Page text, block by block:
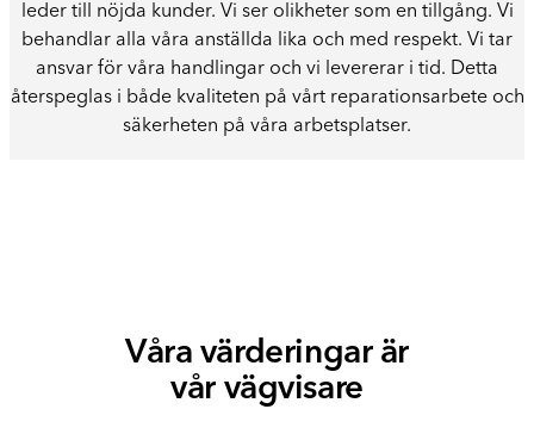
Service
Lagning av stenskott
Boka reparation av vindruta
leder till nöjda kunder. Vi ser olikheter som en tillgång. Vi
behandlar alla våra anställda lika och med respekt. Vi tar
ansvar för våra handlingar och vi levererar i tid. Detta
återspeglas i både kvaliteten på vårt reparationsarbete och
säkerheten på våra arbetsplatser.
Våra värderingar är
vår vägvisare